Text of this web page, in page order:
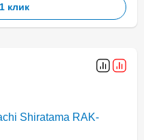
клик